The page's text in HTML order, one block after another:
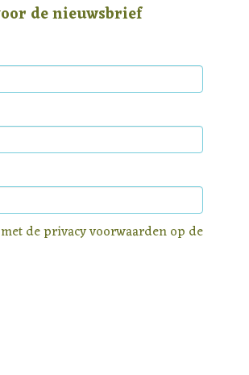
de nieuwsbrief
deprivacy voorwaardenop de